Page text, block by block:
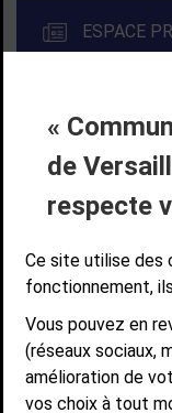
«
de
respecte
Ce site utilise des
fonctionnement,
Vous pouvez en
(réseaux sociaux,
amélioration de
vos choix à tout
ESPACE
LiensCONTACT
6, AVENUE DE